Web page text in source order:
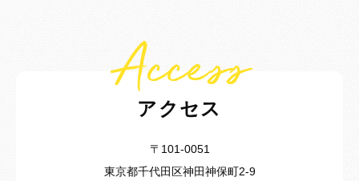
Access
アクセス
〒101-0051
東京都千代田区神田神保町2-9